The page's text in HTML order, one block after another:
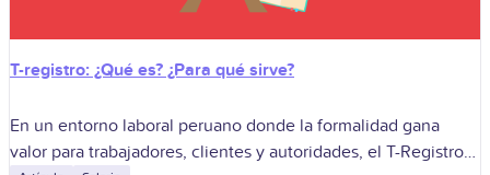
T-registro: ¿Qué es? ¿Para qué sirve?
En un entorno laboral peruano donde la formalidad gana
valor para trabajadores, clientes y autoridades, el T-Registro